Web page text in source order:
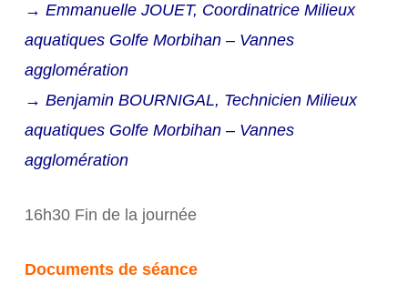
→ Emmanuelle JOUET, Coordinatrice Milieux
aquatiques Golfe Morbihan – Vannes
agglomération
→ Benjamin BOURNIGAL, Technicien Milieux
aquatiques Golfe Morbihan – Vannes
agglomération
16h30 Fin de la journée
Documents de séance